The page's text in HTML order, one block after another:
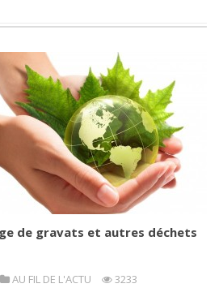
de gravats et autres déchets
AU FIL DE L'ACTU
3233